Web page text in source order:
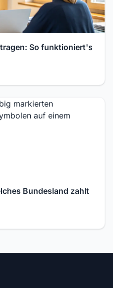
So funktioniert's
Bundesland zahlt